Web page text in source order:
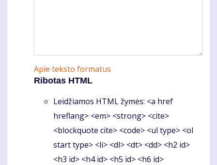
Apie teksto formatus
Ribotas HTML
Leidžiamos HTML žymės: <a href
hreflang> <em> <strong> <cite>
<blockquote cite> <code> <ul type> <ol
start type> <li> <dl> <dt> <dd> <h2 id>
<h3 id> <h4 id> <h5 id> <h6 id>